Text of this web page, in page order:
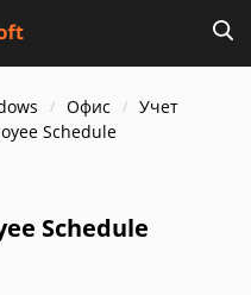
Офис
Учет
Schedule
Schedule